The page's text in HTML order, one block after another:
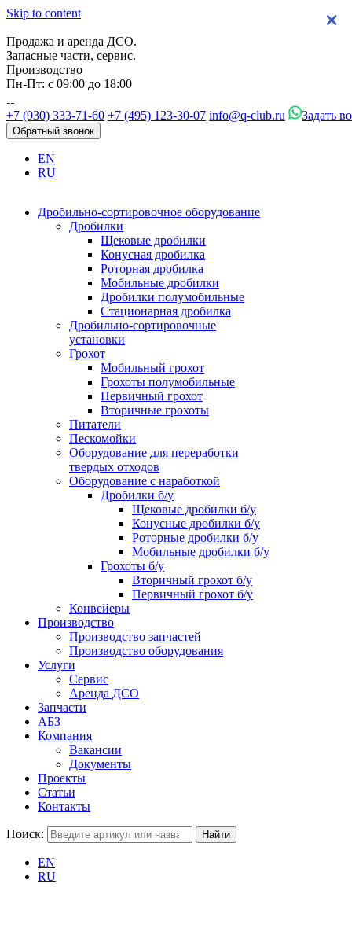
Skip to content
Продажа и аренда ДСО.
Запасные части, сервис.
Производство
Пн-Пт: с 09:00 до 18:00
+7 (930) 333-71-60 +7 (495) 123-30-07 info@q-club.ru Задать
Обратный звонок
EN
RU
Дробильно-сортировочное оборудование
Дробилки
Щековые дробилки
Конусная дробилка
Роторная дробилка
Мобильные дробилки
Дробилки полумобильные
Стационарная дробилка
Дробильно-сортировочные
установки
Грохот
Мобильный грохот
Грохоты полумобильные
Первичный грохот
Вторичные грохоты
Питатели
Пескомойки
Оборудование для переработки
твердых отходов
Оборудование с наработкой
Дробилки б/у
Щековые дробилки б/у
Конусные дробилки б/у
Роторные дробилки б/у
Мобильные дробилки б/у
Грохоты б/у
Вторичный грохот б/у
Первичный грохот б/у
Конвейеры
Производство
Производство запчастей
Производство оборудования
Услуги
Сервис
Аренда ДСО
Запчасти
АБЗ
Компания
Вакансии
Документы
Проекты
Статьи
Контакты
Поиск:
EN
RU
×
×
×
×